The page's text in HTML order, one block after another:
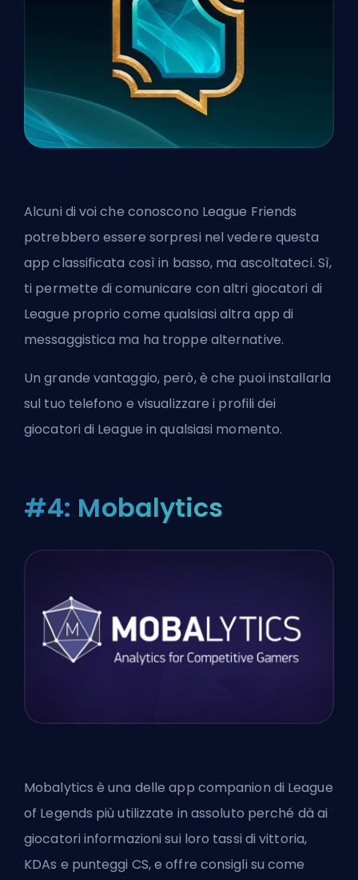
Alcuni di voi che conoscono League Friends
potrebbero essere sorpresi nel vedere questa
app classificata così in basso, ma ascoltateci. Sì,
ti permette di comunicare con altri giocatori di
League proprio come qualsiasi altra app di
messaggistica ma ha troppe alternative.
Un grande vantaggio, però, è che puoi installarla
sul tuo telefono e visualizzare i profili dei
giocatori di League in qualsiasi momento.
#4: Mobalytics
Mobalytics è una delle app companion di League
of Legends più utilizzate in assoluto perché dà ai
giocatori informazioni sui loro tassi di vittoria,
KDAs e punteggi CS, e offre consigli su come